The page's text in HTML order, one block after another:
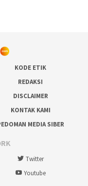
KODE ETIK
REDAKSI
DISCLAIMER
KONTAK KAMI
MEDIA SIBER
Twitter
Youtube